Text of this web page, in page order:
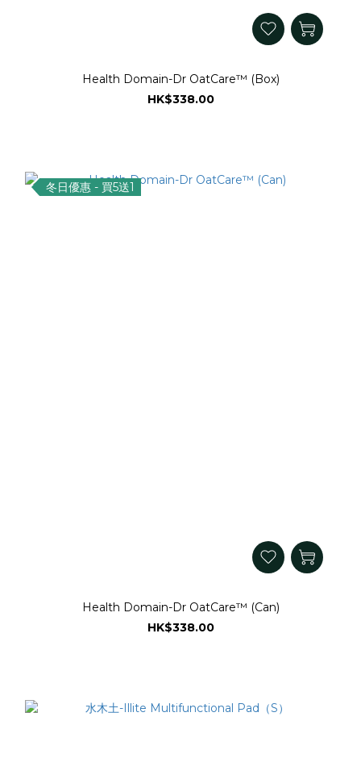
Health Domain-Dr OatCare™ (Box)
HK$338.00
冬日優惠 - 買5送1
Health Domain-Dr OatCare™ (Can)
HK$338.00